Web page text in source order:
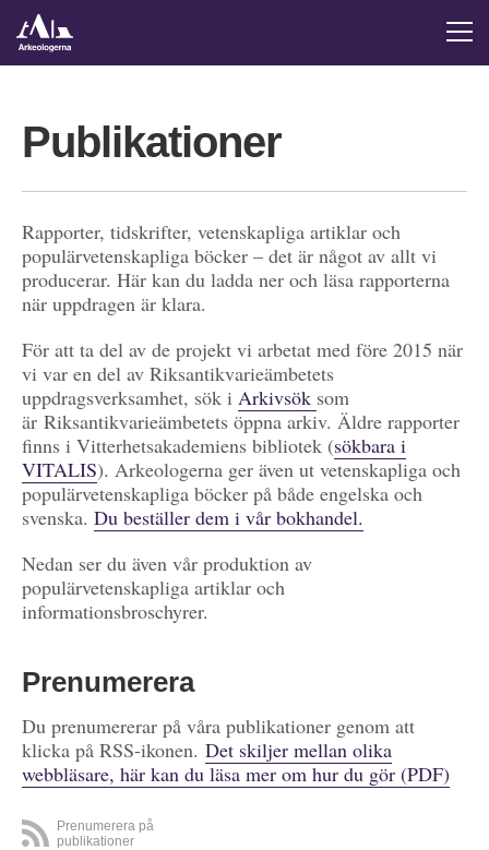
Publikationer
Rapporter, tidskrifter, vetenskapliga artiklar och
populärvetenskapliga böcker – det är något av allt vi
producerar. Här kan du ladda ner och läsa rapporterna
när uppdragen är klara.
För att ta del av de projekt vi arbetat med före 2015 när
vi var en del av Riksantikvarieämbetets
uppdragsverksamhet, sök i Arkivsök som
är Riksantikvarieämbetets öppna arkiv. Äldre rapporter
finns i Vitterhetsakademiens bibliotek (sökbara i
VITALIS). Arkeologerna ger även ut vetenskapliga och
populärvetenskapliga böcker på både engelska och
svenska. Du beställer dem i vår bokhandel.
Nedan ser du även vår produktion av
populärvetenskapliga artiklar och
informationsbroschyrer.
Prenumerera
Du prenumererar på våra publikationer genom att
klicka på RSS-ikonen. Det skiljer mellan olika
webbläsare, här kan du läsa mer om hur du gör (PDF)
Prenumerera på
publikationer